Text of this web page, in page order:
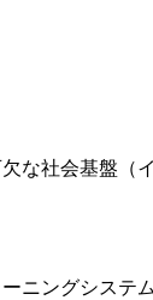
な社会基盤（
ニングシステ